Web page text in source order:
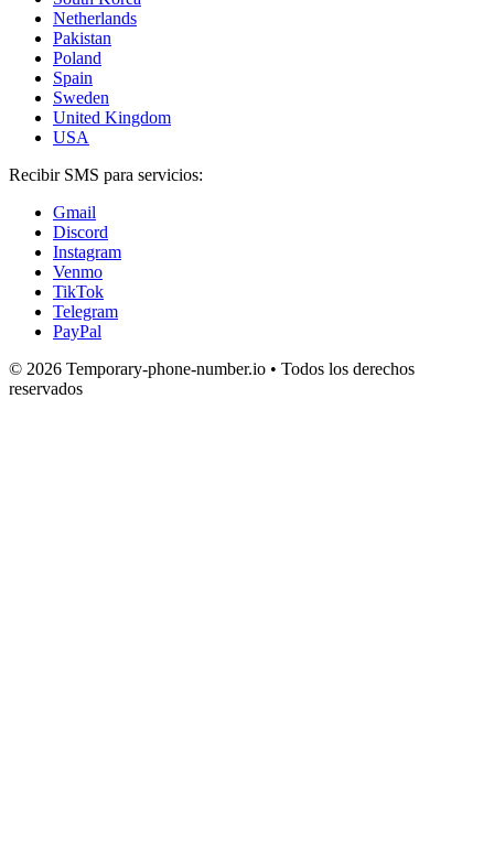
Netherlands
Pakistan
Poland
Spain
Sweden
United Kingdom
USA
Recibir SMS para servicios:
Gmail
Discord
Instagram
Venmo
TikTok
Telegram
PayPal
© 2026 Temporary-phone-number.io • Todos los derechos
reservados